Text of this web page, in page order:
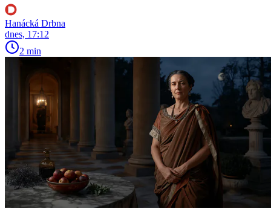
Hanácká Drbna
dnes, 17:12
2 min